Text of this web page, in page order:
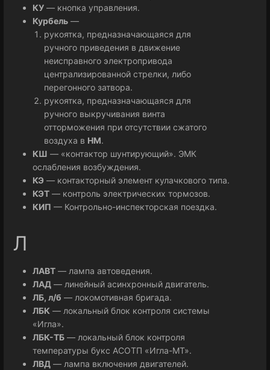
КУ — кнопка управления.
Курбель —
рукоятка, предназначающаяся для
ручного приведения в движение
неисправного электропривода
централизированной стрелки, либо
перегонного затвора.
рукоятка, предназначающаяся для
ручного выкручивания винта
отторможения при отсутствии сжатого
воздуха в НМ.
КШ — «контактор шунтирующий». ЭМК
ослабления возбуждения.
КЭ — контакторный элемент кулачкового типа.
КЭТ — контроль электрических тормозов.
КИП — Контрольно-инспекторская поездка.
Л
ЛАВТ — лампа автоведения.
ЛАД — линейный асинхронный двигатель.
ЛБ, л/б — локомотивная бригада.
ЛБК — локальный блок контроля системы
«Игла».
ЛБК-ТБ — локальный блок контроля
температуры букс АСОТП «Игла-МТ».
ЛВД — лампа включения двигателей.